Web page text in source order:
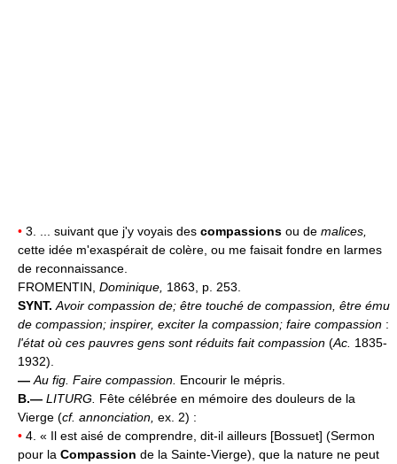
• 3. ... suivant que j'y voyais des compassions ou de malices,
cette idée m'exaspérait de colère, ou me faisait fondre en larmes
de reconnaissance.
FROMENTIN, Dominique, 1863, p. 253.
SYNT. Avoir compassion de; être touché de compassion, être ému
de compassion; inspirer, exciter la compassion; faire compassion :
l'état où ces pauvres gens sont réduits fait compassion (Ac. 1835-
1932).
— Au fig. Faire compassion. Encourir le mépris.
B.— LITURG. Fête célébrée en mémoire des douleurs de la
Vierge (cf. annonciation, ex. 2) :
• 4. « Il est aisé de comprendre, dit-il ailleurs [Bossuet] (Sermon
pour la Compassion de la Sainte-Vierge), que la nature ne peut